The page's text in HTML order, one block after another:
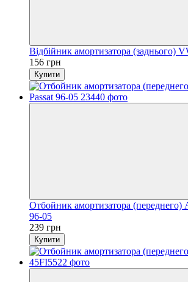
Відбійник амортизатора (заднього)
156 грн
Купити
Отбойник амортизатора (переднего)
96-05
239 грн
Купити